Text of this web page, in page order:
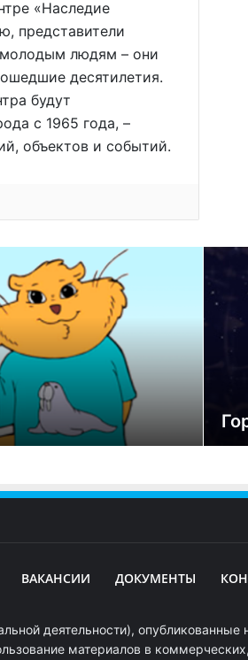
«Наследие
представители
молодым людям – они
десятилетия.
будут
с 1965 года, –
объектов и событий.
ВАКАНСИИ ДОКУМЕНТЫ
деятельности), опубликованные
материалов в